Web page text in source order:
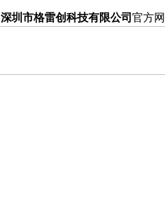
深圳市格雷创科技有限公司 官方